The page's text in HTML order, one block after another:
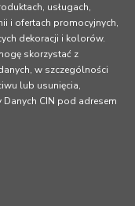
usługach,
i ofertach promocyjnych,
dekoracji i kolorów.
skorzystać z
w szczególności
lub usunięcia,
CIN pod adresem